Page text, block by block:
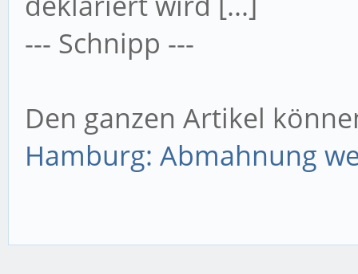
--- Schnipp ---
Den ganzen Artikel
Hamburg: Abmahnung